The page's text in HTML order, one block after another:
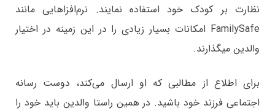
نظارت بر کودک خود استفاده نمایند. نرم‌افزاهایی مانند
FamilySafe امکانات بسیار زیادی را در این زمینه در اختیار
والدین میگذارند.
برای اطلاع از مطالبی که او ارسال می‌کند، دوست رسانه
اجتماعی فرزند خود باشید. در همین راستا والدین باید خود را